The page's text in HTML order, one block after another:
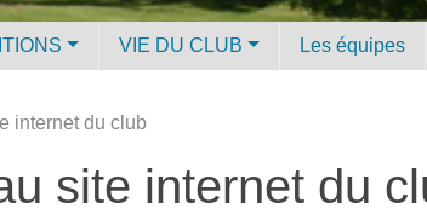
VIE DU CLUB Les équipes
internet du club
site internet du